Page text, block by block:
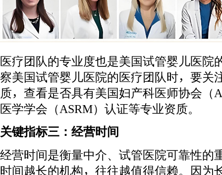
医疗团队的专业度也是美国试管婴儿医院
察美国试管婴儿医院的医疗团队时，要关
质，查看是否具有美国妇产科医师协会（
医学学会（ASRM）认证等专业资质。
关键指标三：经营时间
经营时间是衡量中介、试管医院可靠性的
时间越长的机构，往往越值得信赖。因为